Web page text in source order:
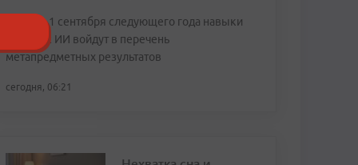
Также с 1 сентября следующего года навыки
работы с ИИ войдут в перечень
метапредметных результатов
сегодня, 06:21